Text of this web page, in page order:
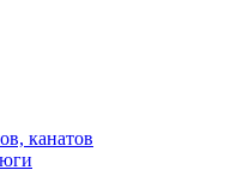
канатов